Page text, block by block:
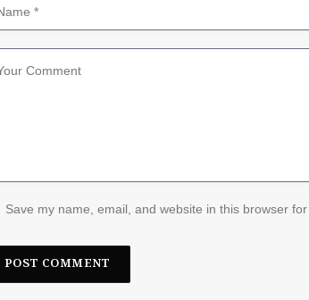
Save my name, email, and website in this browser